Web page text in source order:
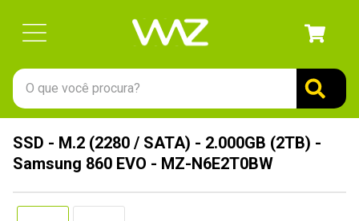
O que você procura?
SSD - M.2 (2280 / SATA) - 2.000GB (2TB) -
Samsung 860 EVO - MZ-N6E2T0BW
1 º
gabinete